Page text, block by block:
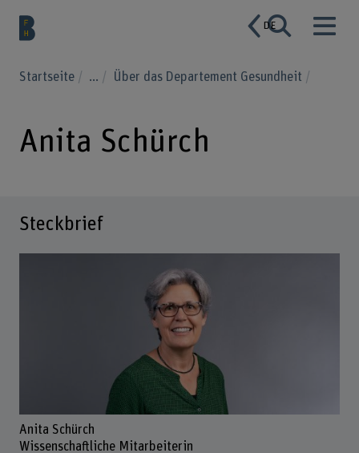
DE
Startseite ... Über das Departement Gesundheit
Anita Schürch
Steckbrief
Anita Schürch
Wissenschaftliche Mitarbeiterin